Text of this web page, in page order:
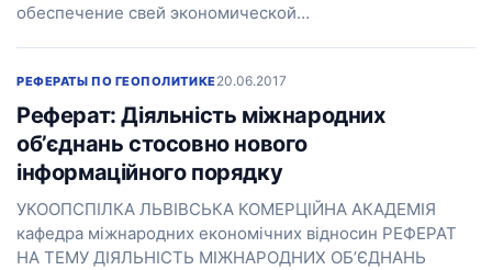
обеспечение свей экономической…
РЕФЕРАТЫ ПО ГЕОПОЛИТИКЕ20.06.2017
Реферат: Діяльність міжнародних
об’єднань стосовно нового
інформаційного порядку
УКООПСПІЛКА ЛЬВІВСЬКА КОМЕРЦІЙНА АКАДЕМІЯ
кафедра міжнародних економічних відносин РЕФЕРАТ
НА ТЕМУ ДІЯЛЬНІСТЬ МІЖНАРОДНИХ ОБ’ЄДНАНЬ